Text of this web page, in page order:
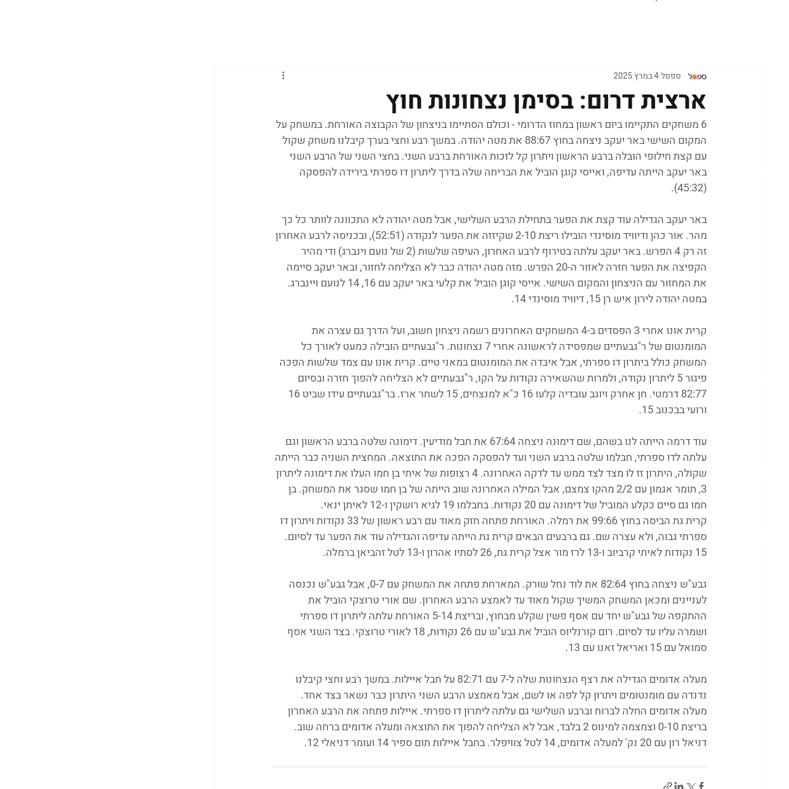
ארצית דרום: בסימן נצחונות חוץ
ספסל 4 במרץ 2025
6 משחקים התקיימו ביום ראשון במחוז הדרומי - וכולם הסתיימו בניצחון של הקבוצה האורחת. במשחק על
המקום השישי באר יעקב ניצחה בחוץ 88:67 את מטה יהודה. במשך רבע וחצי בערך קיבלנו משחק שקול
עם קצת חילופי הובלה ברבע הראשון ויתרון קל לזכות האורחת ברבע השני. בחצי השני של הרבע השני
באר יעקב הייתה עדיפה, ואייסי קוגן הוביל את הבריחה שלה בדרך ליתרון דו ספרתי בירידה להפסקה
(45:32).
באר יעקב הגדילה עוד קצת את הפער בתחילת הרבע השלישי, אבל מטה יהודה לא התכוונה לוותר כל כך
מהר. אור כהן ודיוויד מוסינדי הובילו ריצת 2-10 שקיזזה את הפער לנקודה (52:51), ובכניסה לרבע האחרון
זה רק 4 הפרש. באר יעקב עלתה בטירוף לרבע האחרון, העיפה שלשות (2 של נועם וינברג) ודי מהיר
הקפיצה את הפער חזרה לאזור ה-20 הפרש. מזה מטה יהודה כבר לא הצליחה לחזור, ובאר יעקב סיימה
את המחזור עם הניצחון והמקום השישי. אייסי קוגן הוביל את קלעי באר יעקב עם 16, 14 לנועם ויינברג.
במטה יהודה לירון איש רן 15, דיוויד מוסינדי 14.
קרית אונו אחרי 3 הפסדים ב-4 המשחקים האחרונים רשמה ניצחון חשוב, ועל הדרך גם עצרה את
המומנטום של ר"גבעתיים שמפסידה לראשונה אחרי 7 נצחונות. ר"גבעתיים הובילה כמעט לאורך כל
המשחק כולל ביתרון דו ספרתי, אבל איבדה את המומנטום במאני טיים. קרית אונו עם צמד שלשות הפכה
פיגור 5 ליתרון נקודה, ולמרות שהשאירה נקודות על הקו, ר"גבעתיים לא הצליחה להפוך חזרה ובסיום
ורועי בבכנוב 15.
עוד דרמה הייתה לנו בשהם, שם דימונה ניצחה 67:64 את חבל מודיעין. דימונה שלטה ברבע הראשון וגם
עלתה לדו ספרתי, חבלמו שלטה ברבע השני ועד להפסקה הפכה את התוצאה. המחצית השניה כבר הייתה
שקולה, היתרון זז לו מצד לצד ממש עד לדקה האחרונה. 4 רצופות של איתי בן חמו העלו את דימונה ליתרון
3, תומר אגמון עם 2/2 מהקו צמצם, אבל המילה האחרונה שוב הייתה של בן חמו שסגר את המשחק. בן
חמו גם סיים כקלע המוביל של דימונה עם 20 נקודות. בחבלמו 19 לגיא רושקין ו-12 לאיתן ינאי.
קרית גת הביסה בחוץ 99:66 את רמלה. האורחת פתחה חזק מאוד עם רבע ראשון של 33 נקודות ויתרון דו
ספרתי גבוה, ולא עצרה שם. גם ברבעים הבאים קרית גת הייתה עדיפה והגדילה עוד את הפער עד לסיום.
15 נקודות לאיתי קרביוב ו-13 לרז מור אצל קרית גת, 26 לסתיו אהרון ו-13 לטל זהביאן ברמלה.
גבע"ש ניצחה בחוץ 82:64 את לוד נחל שורק. המארחת פתחה את המשחק עם 0-7, אבל גבע"ש נכנסה
לעניינים ומכאן המשחק המשיך שקול מאוד עד לאמצע הרבע האחרון. שם אורי טרוצקי הוביל את
ההתקפה של גבע"ש יחד עם אסף פשין שקלע מבחוץ, ובריצת 5-14 האורחת עלתה ליתרון דו ספרתי
ושמרה עליו עד לסיום. רום קורנליוס הוביל את גבע"ש עם 26 נקודות, 18 לאורי טרוצקי. בצד השני אסף
סמואל עם 15 ואריאל זאנו עם 13.
מעלה אדומים הגדילה את רצף הנצחונות שלה ל-7 עם 82:71 על חבל איילות. במשך רבע וחצי קיבלנו
נדנדה עם מומנטומים ויתרון קל לפה או לשם, אבל מאמצע הרבע השני היתרון כבר נשאר בצד אחד.
מעלה אדומים החלה לברוח וברבע השלישי גם עלתה ליתרון דו ספרתי. איילות פתחה את הרבע האחרון
בריצת 0-10 וצמצמה למינוס 2 בלבד, אבל לא הצליחה להפוך את התוצאה ומעלה אדומים ברחה שוב.
דניאל רון עם 20 נק' למעלה אדומים, 14 לטל צוויפלר. בחבל איילות תום ספיר 14 ועומר דניאלי 12.